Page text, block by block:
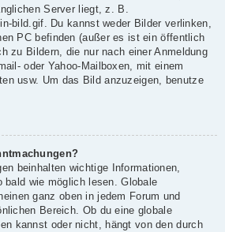
Server liegt, z. B.
bild.gif. Du kannst weder Bilder verlinken,
PC befinden (außer es ist ein öffentlich
zu Bildern, die nur nach einer Anmeldung
oder Yahoo-Mailboxen, mit einem
usw. Um das Bild anzuzeigen, benutze
beinhalten wichtige Informationen,
wie möglich lesen. Globale
ganz oben in jedem Forum und
Bereich. Ob du eine globale
kannst oder nicht, hängt von den durch